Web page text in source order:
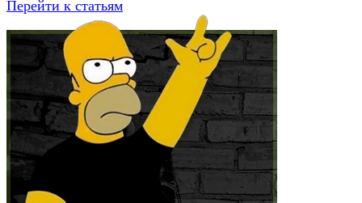
Перейти к статьям